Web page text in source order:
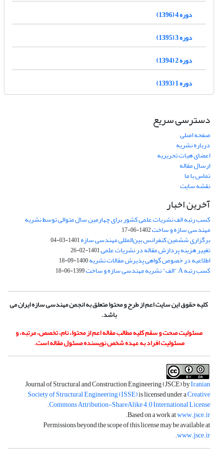
دوره 4 (1396)
دوره 3 (1395)
دوره 2 (1394)
دوره 1 (1393)
دسترسی سریع
صفحه اصلی
درباره نشریه
اعضای هیات تحریریه
ارسال مقاله
تماس با ما
نقشه سایت
آخرین اخبار
کسب رتبه الف نشریات علمی کشور برای چهارمین سال متوالی توسط نشریه
مهندسی سازه و ساخت1402-06-17
برگزاری ششمین کنفرانس بین‌المللی مهندسی سازه1401-03-04
تغییر هزینه پردازش مقاله در نشریات علمی1401-02-26
اطلاعیه در خصوص گواهی پذیرش مقالات نشریه1400-09-18
کسب رتبه A "الف" نشریه مهندسی سازه و ساخت 1399-06-18
کلیه حقوق این سایت اعم از طرح و محتوا متعلق به انجمن مهندسی سازه ایران می
باشد.
مسئولیت صحت و سقم کلیه مطالب مقاله اعم از محتوا، نام، تخصص، مرتبه، و
مسئولیت افراد به عهده شخص نویسنده مسئول مقاله است.
Journal of Structural and Construction Engineering (JSCE) byIranian
Society of Structural Engineering (ISSE)is licensed under aCreative
Commons Attribution-ShareAlike 4.0 International License
.
Based on a work atwww.jsce.ir
.
Permissions beyond the scope of this license may be available at
www.jsce.ir
.